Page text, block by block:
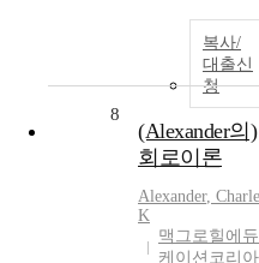
복사/
대출신
청
8
(Alexander의)
회로이론
Alexander,
K
맥그로힐에듀
케이션코리아